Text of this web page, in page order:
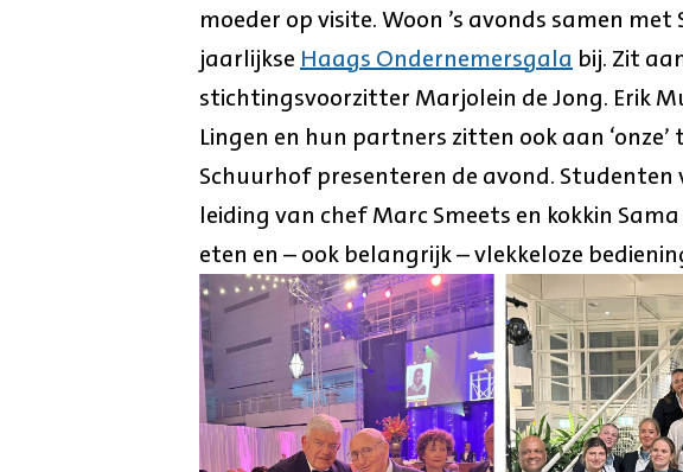
moeder op visite. Woon ’s avonds samen met
jaarlijkse Haags Ondernemersgala bij. Zit
stichtingsvoorzitter Marjolein de Jong. Erik
Lingen en hun partners zitten ook aan
Schuurhof presenteren de avond. Studenten
leiding van chef Marc Smeets en kokkin
eten en – ook belangrijk – vlekkeloze